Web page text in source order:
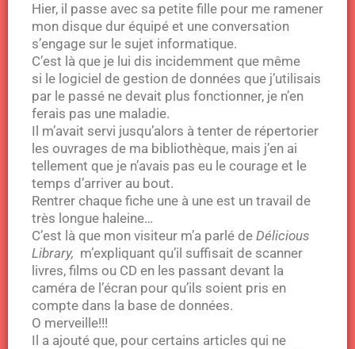
Hier, il passe avec sa petite fille pour me ramener
mon disque dur équipé et une conversation
s’engage sur le sujet informatique.
C’est là que je lui dis incidemment que même
si le logiciel de gestion de données que j’utilisais
par le passé ne devait plus fonctionner, je n’en
ferais pas une maladie.
Il m’avait servi jusqu’alors à tenter de répertorier
les ouvrages de ma bibliothèque, mais j’en ai
tellement que je n’avais pas eu le courage et le
temps d’arriver au bout.
Rentrer chaque fiche une à une est un travail de
très longue haleine…
C’est là que mon visiteur m’a parlé de Délicious
Library, m’expliquant qu’il suffisait de scanner
livres, films ou CD en les passant devant la
caméra de l’écran pour qu’ils soient pris en
compte dans la base de données.
O merveille!!!
Il a ajouté que, pour certains articles qui ne